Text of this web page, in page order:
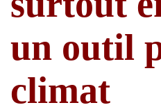
un outil
climat